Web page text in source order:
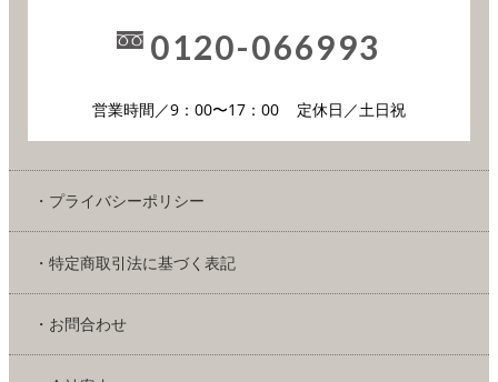
0120-066993
営業時間／9：00〜17：00 定休日／土日祝
・プライバシーポリシー
・特定商取引法に基づく表記
・お問合わせ